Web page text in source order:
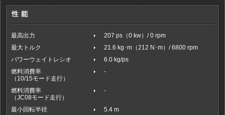
最高出力
207 ps（0 kw）/ 0 rpm
最大トルク
21.6 kg･m（212 N･m）/ 6800 rpm
パワーウェイトレシオ
6.0 kg/ps
燃料消費率
（10/15モード走行）
-
燃料消費率
（JC08モード走行）
-
最小回転半径 5.4 m